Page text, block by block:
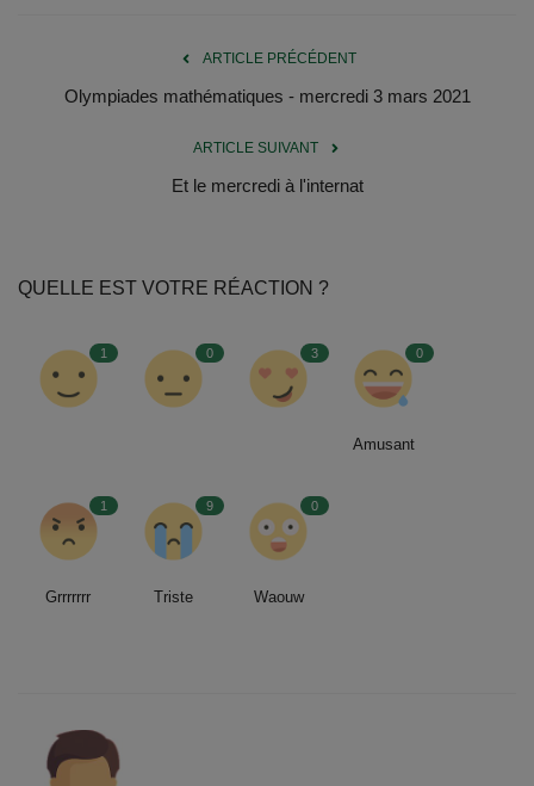
ARTICLE PRÉCÉDENT
Olympiades mathématiques - mercredi 3 mars 2021
ARTICLE SUIVANT
Et le mercredi à l'internat
QUELLE EST VOTRE RÉACTION ?
1 0 3 0
Amusant
1
Grrrrrrr
9
Triste
0
Waouw